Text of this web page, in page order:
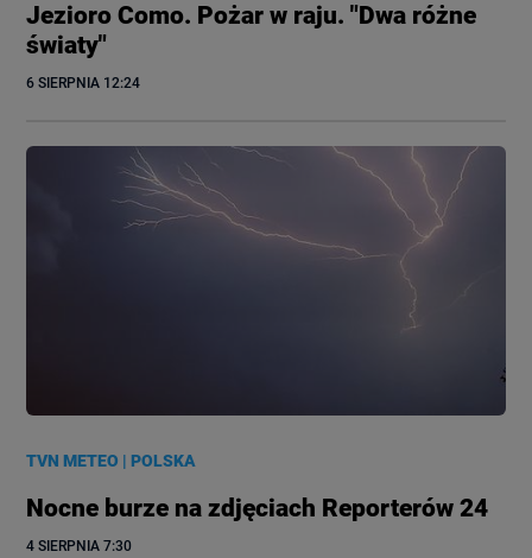
Jezioro Como. Pożar w raju. "Dwa różne
światy"
6 SIERPNIA 12:24
TVN METEO |POLSKA
Nocne burze na zdjęciach Reporterów 24
4 SIERPNIA 7:30